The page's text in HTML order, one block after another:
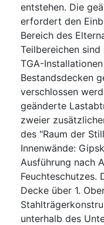
entstehen. Die
erfordert den
Bereich des
Teilbereichen
TGA-
Bestandsdecken
verschlossen
geänderte
zweier
des "Raum der
Innenwände:
Ausführung nach
Feuchteschutzes.
Decke über 1.
unterhalb des